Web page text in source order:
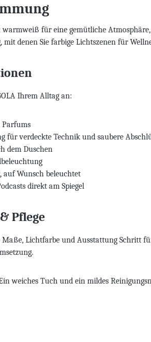
warmweiß für eine gemütliche
mit denen Sie farbige Lichtszenen für
Ihrem Alltag an:
Parfums
für verdeckte Technik und saubere
dem Duschen
auf Wunsch beleuchtet
direkt am Spiegel
Pflege
Lichtfarbe und Ausstattung Schritt
weiches Tuch und ein mildes